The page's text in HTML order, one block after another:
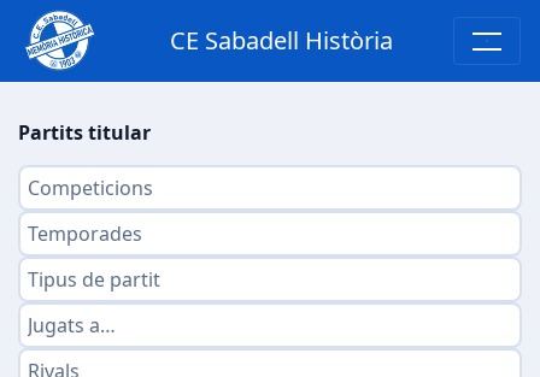
CE Sabadell Història
Partits titular